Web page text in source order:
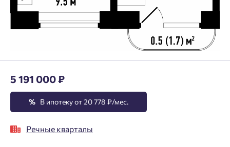
5 191 000 ₽
% В ипотеку от 20 778 ₽/мес.
Речные кварталы